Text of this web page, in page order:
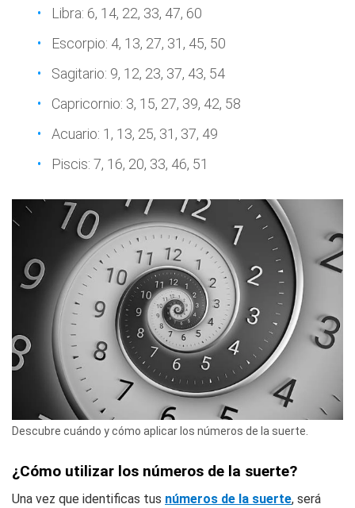
Libra: 6, 14, 22, 33, 47, 60
Escorpio: 4, 13, 27, 31, 45, 50
Sagitario: 9, 12, 23, 37, 43, 54
Capricornio: 3, 15, 27, 39, 42, 58
Acuario: 1, 13, 25, 31, 37, 49
Piscis: 7, 16, 20, 33, 46, 51
Descubre cuándo y cómo aplicar los números de la suerte.
¿Cómo utilizar los números de la suerte?
Una vez que identificas tus números de la suerte, será